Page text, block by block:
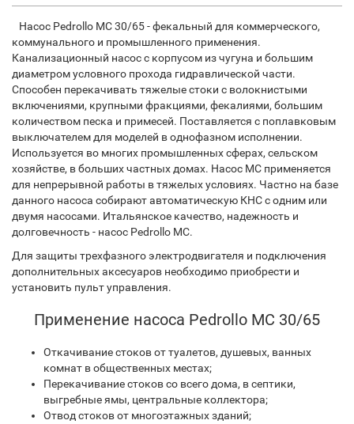
Насос Pedrollo MC 30/65 - фекальный для коммерческого,
коммунального и промышленного применения.
Канализационный насос с корпусом из чугуна и большим
диаметром условного прохода гидравлической части.
Способен перекачивать тяжелые стоки с волокниcтыми
включениями, крупными фракциями, фекалиями, большим
количеством песка и примесей. Поставляется с поплавковым
выключателем для моделей в однофазном исполнении.
Используется во многих промышленных сферах, сельском
хозяйстве, в больших частных домах. Насос MC применяется
для непрерывной работы в тяжелых условиях. Частно на базе
данного насоса собирают автоматическую КНС с одним или
двумя насосами. Итальянское качество, надежность и
долговечность - насос Pedrollo MC.
Для защиты трехфазного электродвигателя и подключения
дополнительных аксесуаров необходимо приобрести и
установить пульт управления.
Применение насоса Pedrollo MC 30/65
Откачивание стоков от туалетов, душевых, ванных
комнат в общественных местах;
Перекачивание стоков со всего дома, в септики,
выгребные ямы, центральные коллектора;
Отвод стоков от многоэтажных зданий;